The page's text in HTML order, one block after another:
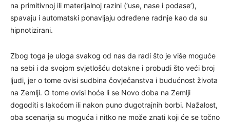
na primitivnoj ili materijalnoj razini (‘use, nase i podase’),
spavaju i automatski ponavljaju određene radnje kao da su
hipnotizirani.
Zbog toga je uloga svakog od nas da radi što je više moguće
na sebi i da svojom svjetlošću dotakne i probudi što veći broj
ljudi, jer o tome ovisi sudbina čovječanstva i budućnost života
na Zemlji. O tome ovisi hoće li se Novo doba na Zemlji
dogoditi s lakoćom ili nakon puno dugotrajnih borbi. Nažalost,
oba scenarija su moguća i nitko ne može znati koji će se točno